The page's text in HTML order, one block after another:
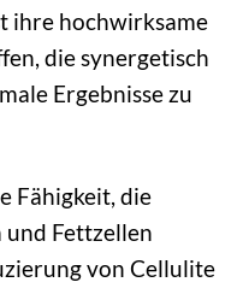
ihre hochwirksame
die synergetisch
Ergebnisse zu
Fähigkeit, die
Fettzellen
von Cellulite